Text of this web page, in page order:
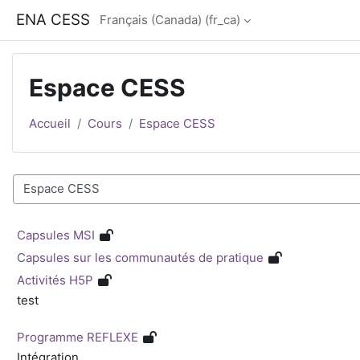
ENA CESS Français (Canada) ‎(fr_ca)‎
Espace CESS
Accueil Cours Espace CESS
Catégories de cours
Capsules MSI
Capsules sur les communautés de pratique
Activités H5P
test
Programme REFLEXE
Intégration